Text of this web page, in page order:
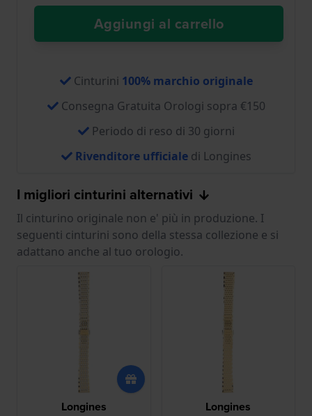
Aggiungi al carrello
Cinturini 100% marchio originale
Consegna Gratuita Orologi sopra €150
Periodo di reso di 30 giorni
Rivenditore ufficialedi Longines
I migliori cinturini alternativi
Il cinturino originale non e' più in produzione. I
seguenti cinturini sono della stessa collezione e si
adattano anche al tuo orologio.
Longines Longines